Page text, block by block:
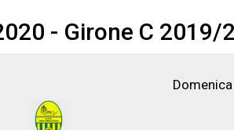
- Girone C 2019/